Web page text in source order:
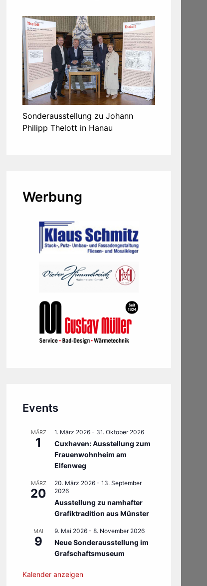
Sonderausstellung zu Johann
Philipp Thelott in Hanau
Werbung
Events
MÄRZ
1
1. März 2026 - 31. Oktober 2026
Cuxhaven: Ausstellung zum
Frauenwohnheim am
Elfenweg
MÄRZ
20
20. März 2026 - 13. September
2026
Ausstellung zu namhafter
Grafiktradition aus Münster
MAI
9
9. Mai 2026 - 8. November 2026
Neue Sonderausstellung im
Grafschaftsmuseum
Kalender anzeigen